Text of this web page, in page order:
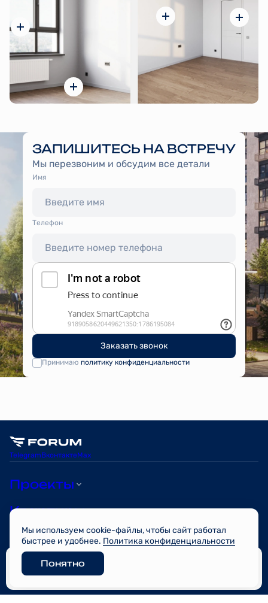
ЗАПИШИТЕСЬ НА ВСТРЕЧУ
Мы перезвоним и обсудим все детали
Имя
Tелефон
Заказать звонок
Принимаю политику конфиденциальности
TelegramВконтактеMax
Проекты
Квартиры
О компании
© FORUM 2026
Разработано
Мы используем cookie-файлы, чтобы сайт работал
быстрее и удобнее. Политика конфиденциальности
Понятно